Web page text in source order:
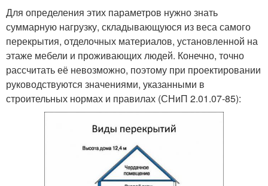
Для определения этих параметров нужно знать
суммарную нагрузку, складывающуюся из веса самого
перекрытия, отделочных материалов, установленной на
этаже мебели и проживающих людей. Конечно, точно
рассчитать её невозможно, поэтому при проектировании
руководствуются значениями, указанными в
строительных нормах и правилах (СНиП 2.01.07-85):